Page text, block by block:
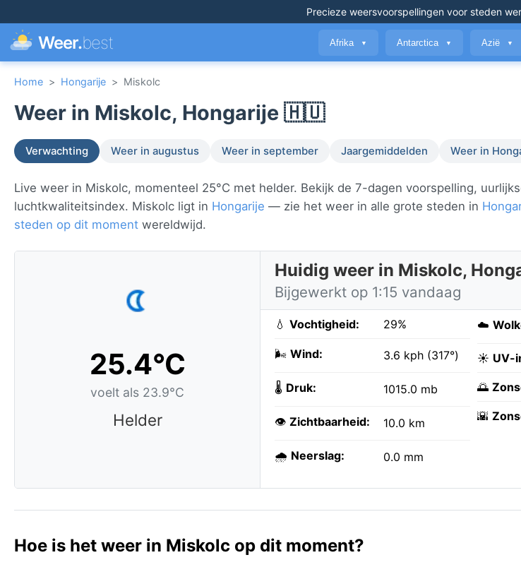
Precieze weersvoorspellingen voor steden
Weer.best Afrika ▼ Antarctica ▼ Azië ▼
Home > Hongarije > Miskolc
Weer in Miskolc, Hongarije 🇭🇺
Verwachting Weer in augustus Weer in september Jaargemiddelden Weer in
Live weer in Miskolc, momenteel 25°C met helder. Bekijk de 7-dagen voorspelling,
luchtkwaliteitsindex. Miskolc ligt in Hongarije — zie het weer in alle grote steden in
steden op dit moment wereldwijd.
25.4°C
voelt als 23.9°C
Helder
Huidig weer in Miskolc,
Bijgewerkt op 1:15 vandaag
💧 Vochtigheid: 29%
🌬️ Wind: 3.6 kph (317°)
🌡️ Druk: 1015.0 mb
👁️ Zichtbaarheid: 10.0 km
🌧️ Neerslag: 0.0 mm
☁️
☀️ UV-
🌅
🌇
Hoe is het weer in Miskolc op dit moment?